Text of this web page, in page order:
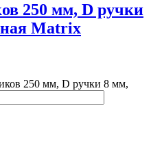
250 мм, D ручки
Matrix
250 мм, D ручки 8 мм,